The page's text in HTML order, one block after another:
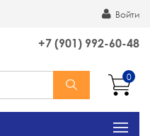
Войти
+7 (901) 992-60-48
0